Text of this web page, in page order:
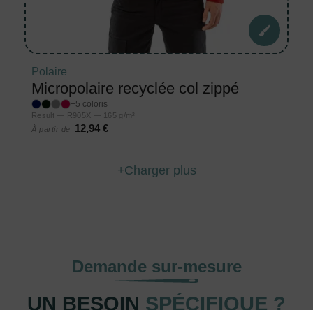
Polaire
Micropolaire recyclée col zippé
+5 coloris
Result — R905X — 165 g/m²
À partir de
12,94 €
Charger plus
Demande sur-mesure
UN BESOIN SPÉCIFIQUE ?